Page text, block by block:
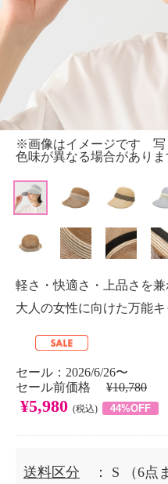
※画像はイメージです 写
色味が異なる場合がありま
軽さ・快適さ・上品さを
大人の女性に向けた万能キ
セール：2026/6/26〜
セール前価格 ¥10,780
¥5,980 (税込) 44%OFF
送料区分 ： S
（6点